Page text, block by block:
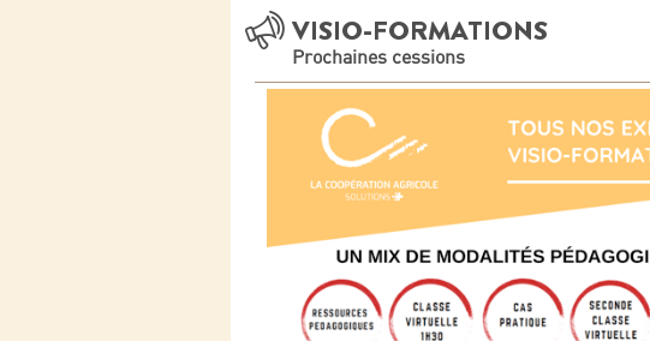
VISIO-FORMATIONS
Prochaines cessions